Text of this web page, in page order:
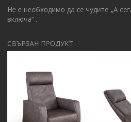
Не е необходимо да се чудите „А
включа” .
СВЪРЗАН ПРОДУКТ